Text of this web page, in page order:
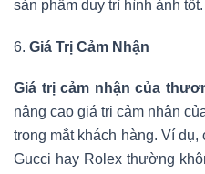
sản phẩm duy trì hình ảnh tốt.
6. Giá Trị Cảm Nhận
Giá trị cảm nhận của
nâng cao giá trị cảm nhận
trong mắt khách hàng. Ví
Gucci hay Rolex thường